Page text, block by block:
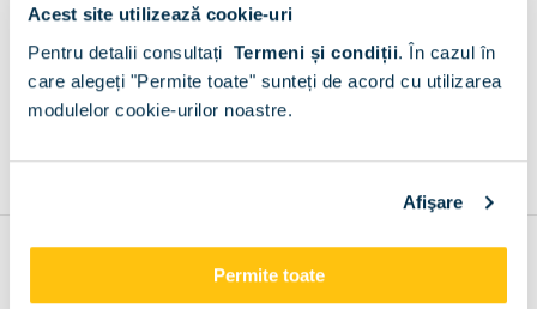
Acest site utilizează cookie-uri
Pentru detalii consultați Termeni și condiții. În cazul în
care alegeți "Permite toate" sunteți de acord cu utilizarea
modulelor cookie-urilor noastre.
Afişare
Permite toate
Cocosesti
+